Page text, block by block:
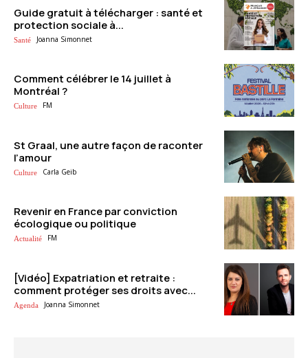
Guide gratuit à télécharger : santé et
protection sociale à...
Santé Joanna Simonnet
Comment célébrer le 14 juillet à
Montréal ?
Culture FM
St Graal, une autre façon de raconter
l’amour
Culture Carla Geib
Revenir en France par conviction
écologique ou politique
Actualité FM
[Vidéo] Expatriation et retraite :
comment protéger ses droits avec...
Agenda Joanna Simonnet